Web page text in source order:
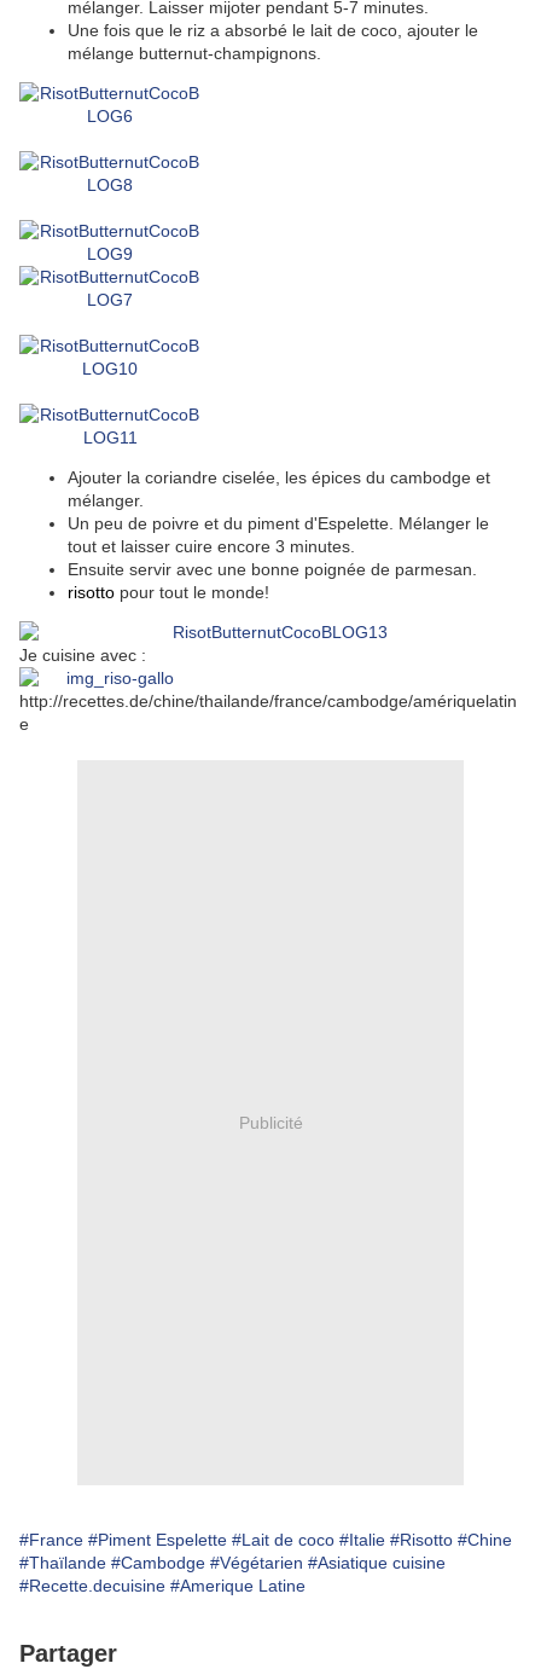
mélanger. Laisser mijoter pendant 5-7 minutes.
Une fois que le riz a absorbé le lait de coco, ajouter le
mélange butternut-champignons.
Ajouter la coriandre ciselée, les épices du cambodge et
mélanger.
Un peu de poivre et du piment d'Espelette. Mélanger le
tout et laisser cuire encore 3 minutes.
Ensuite servir avec une bonne poignée de parmesan.
risotto pour tout le monde!
Je cuisine avec :
http://recettes.de/chine/thailande/france/cambodge/amériquelatin
e
Publicité
#France #Piment Espelette #Lait de coco #Italie #Risotto #Chine
#Thaïlande #Cambodge #Végétarien #Asiatique cuisine
#Recette.decuisine #Amerique Latine
Partager